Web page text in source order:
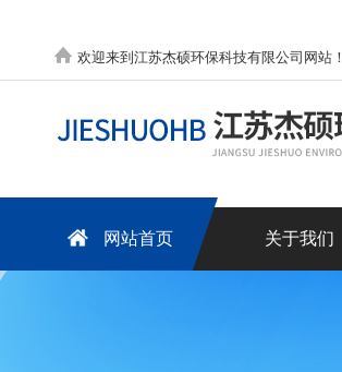
欢迎来到江苏杰硕环保科技有限公司网站！
网站首页 关于我们